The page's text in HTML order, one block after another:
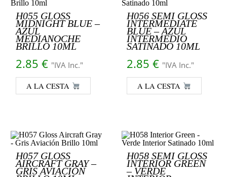
H055 GLOSS
MIDNIGHT BLUE –
AZUL
MEDIANOCHE
BRILLO 10ML
2.85 € "IVA Inc."
A LA CESTA
H056 SEMI GLOSS
INTERMEDIATE
BLUE – AZUL
INTERMEDIO
SATINADO 10ML
2.85 € "IVA Inc."
A LA CESTA
H057 GLOSS
AIRCRAFT GRAY –
GRIS AVIACIÓN
H058 SEMI GLOSS
INTERIOR GREEN
– VERDE